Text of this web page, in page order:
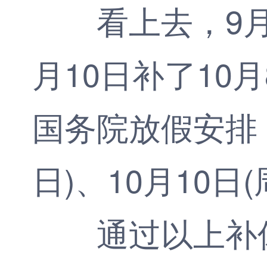
看上去，9月
月10日补了10
国务院放假安
日)、10月10日
通过以上补